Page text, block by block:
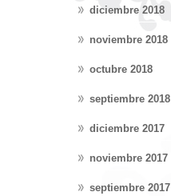
diciembre 2018
noviembre 2018
octubre 2018
septiembre 2018
diciembre 2017
noviembre 2017
septiembre 2017